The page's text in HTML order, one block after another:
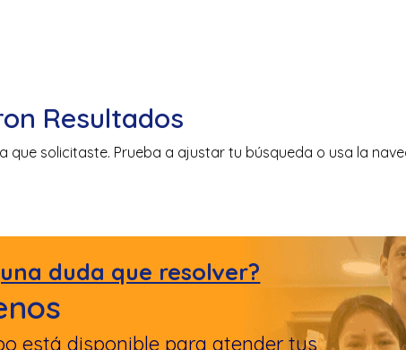
Resultados
que solicitaste. Prueba a ajustar tu búsqueda o usa la
duda que resolver?
está disponible para atender tus